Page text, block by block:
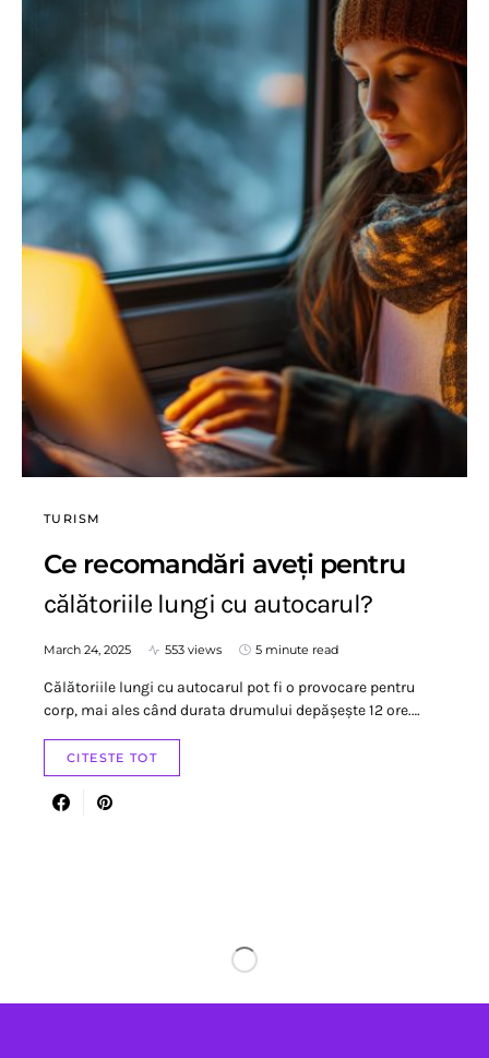
TURISM
Ce recomandări aveți pentru
călătoriile lungi cu autocarul?
March 24, 2025 553 views 5 minute read
Călătoriile lungi cu autocarul pot fi o provocare pentru
corp, mai ales când durata drumului depășește 12 ore.…
CITESTE TOT